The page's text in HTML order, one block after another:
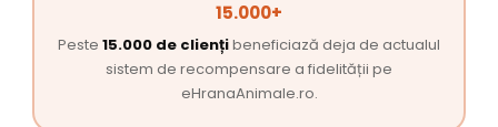
15.000+
Peste 15.000 de cliențibeneficiază deja de actualul
sistem de recompensare a fidelității pe
eHranaAnimale.ro.